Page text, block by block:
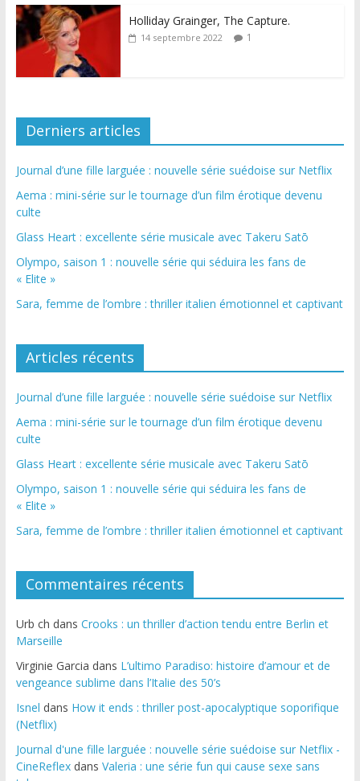
Holliday Grainger, The Capture.
14 septembre 2022 1
Derniers articles
Journal d’une fille larguée : nouvelle série suédoise sur Netflix
Aema : mini-série sur le tournage d’un film érotique devenu
culte
Glass Heart : excellente série musicale avec Takeru Satō
Olympo, saison 1 : nouvelle série qui séduira les fans de
« Elite »
Sara, femme de l’ombre : thriller italien émotionnel et captivant
Articles récents
Journal d’une fille larguée : nouvelle série suédoise sur Netflix
Aema : mini-série sur le tournage d’un film érotique devenu
culte
Glass Heart : excellente série musicale avec Takeru Satō
Olympo, saison 1 : nouvelle série qui séduira les fans de
« Elite »
Sara, femme de l’ombre : thriller italien émotionnel et captivant
Commentaires récents
Urb ch dans Crooks : un thriller d’action tendu entre Berlin et
Marseille
Virginie Garcia dans L’ultimo Paradiso: histoire d’amour et de
vengeance sublime dans l’Italie des 50’s
Isnel dans How it ends : thriller post-apocalyptique soporifique
(Netflix)
Journal d'une fille larguée : nouvelle série suédoise sur Netflix -
CineReflexdans Valeria : une série fun qui cause sexe sans